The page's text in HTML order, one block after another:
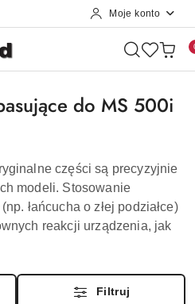
Moje konto
do MS 500i
części są precyzyjnie
modeli. Stosowanie
łańcucha o złej podziałce)
reakcji urządzenia, jak
Filtruj